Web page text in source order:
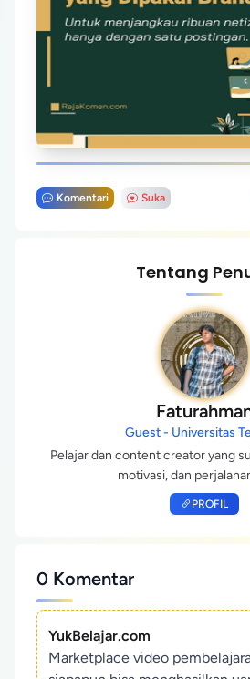
Komentari Suka
Tentang
Guest - Universitas
Pelajar dan content creator yang
motivasi, dan
PROFIL
0 Komentar
YukBelajar.com
Marketplace video